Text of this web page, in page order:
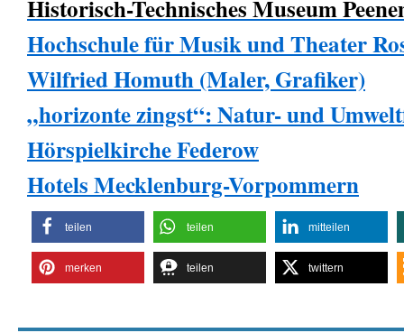
Historisch-Technisches Museum
Hochschule für Musik und Theater
Wilfried Homuth (Maler, Grafiker)
„horizonte zingst“: Natur- und
Hörspielkirche Federow
Hotels Mecklenburg-Vorpommern
teilen teilen mitteilen
merken teilen twittern